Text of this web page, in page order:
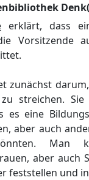
erklärt, dass
Vorsitzende
zunächst
streichen.
es eine
aber auch
Man
aber auch
feststellen und